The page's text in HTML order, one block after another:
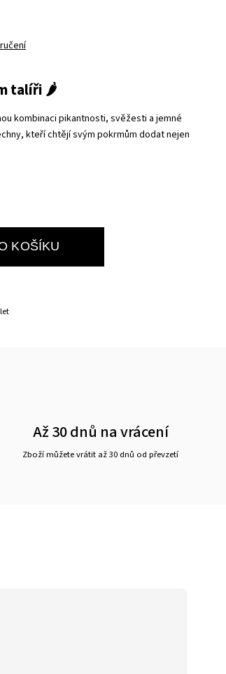
talíři 🌶
kombinaci pikantnosti, svěžesti a jemné
kteří chtějí svým pokrmům dodat nejen
KOŠÍKU
Až 30 dnů na vrácení
Zboží můžete vrátit až 30 dnů od převzetí